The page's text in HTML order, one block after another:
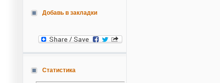
Добавь в закладки
Статистика